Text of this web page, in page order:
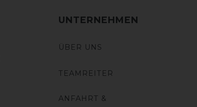
UNTERNEHMEN
ÜBER UNS
TEAMREITER
ANFAHRT &